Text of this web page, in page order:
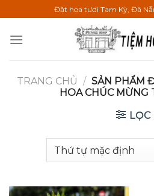
qua
nội
Đặt hoa tươi Tam Kỳ, Đà
TRANG CHỦ / SẢN PHẨM
HOA CHÚC MỪNG
LỌC